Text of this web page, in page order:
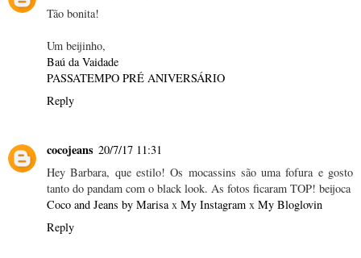
Tão bonita!
Um beijinho,
Baú da Vaidade
PASSATEMPO PRÉ ANIVERSÁRIO
Reply
cocojeans 20/7/17 11:31
Hey Barbara, que estilo! Os mocassins são uma fofura e gosto
tanto do pandam com o black look. As fotos ficaram TOP! beijoca
Coco and Jeans by Marisax My Instagram x My Bloglovin
Reply